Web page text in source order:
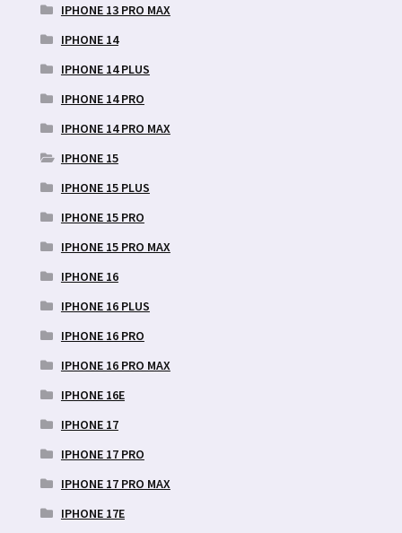
IPHONE 13 PRO MAX
IPHONE 14
IPHONE 14 PLUS
IPHONE 14 PRO
IPHONE 14 PRO MAX
IPHONE 15
IPHONE 15 PLUS
IPHONE 15 PRO
IPHONE 15 PRO MAX
IPHONE 16
IPHONE 16 PLUS
IPHONE 16 PRO
IPHONE 16 PRO MAX
IPHONE 16E
IPHONE 17
IPHONE 17 PRO
IPHONE 17 PRO MAX
IPHONE 17E